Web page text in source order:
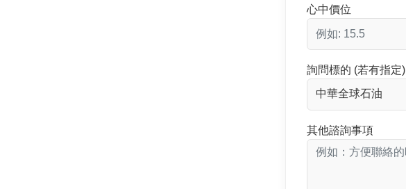
心中價位
詢問標的 (若有指定)
其他諮詢事項